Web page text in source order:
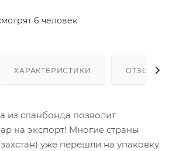
6 человек
ХАРАКТЕРИСТИКИ ОТЗЫВЫ
из спанбонда позволит
на экспорт! Многие страны
уже перешли на упаковку